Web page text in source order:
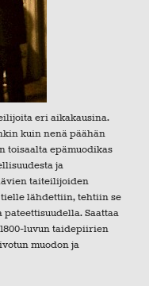
eri aikakausina.
kuin nenä päähän
toisaalta epämuodikas
ja
taiteilijoiden
tielle lähdettiin, tehtiin se
Saattaa
luvun taidepiirien
muodon ja